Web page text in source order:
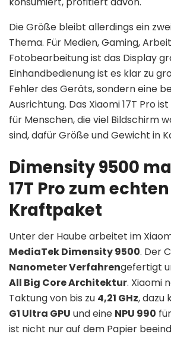
Die Größe bleibt allerdings ein
Thema. Für Medien, Gaming,
Fotobearbeitung ist das Display
Einhandbedienung ist es klar zu
Fehler des Geräts, sondern eine
Ausrichtung. Das Xiaomi 17T Pro
für Menschen, die viel Bildschirm
sind, dafür Größe und Gewicht in
Dimensity 9500
17T Pro zum echten
Kraftpaket
Unter der Haube arbeitet im
MediaTek Dimensity 9500. Der
Nanometer Verfahrengefertigt
All Big Core Architektur. Xiaomi
Taktung von bis zu 4,21 GHz, dazu
G1 Ultra GPU und eine NPU 990
ist nicht nur auf dem Papier